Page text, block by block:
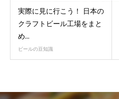
実際に見に行こう！ 日本の
クラフトビール工場をまと
め...
ビールの豆知識